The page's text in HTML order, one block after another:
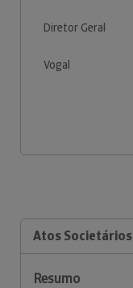
Diretor Geral
Vogal
Atos Societários
Resumo